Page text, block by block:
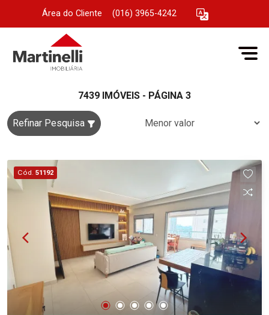
Área do Cliente (016) 3965-4242
7439 IMÓVEIS - PÁGINA 3
Refinar Pesquisa
Cód. 51192